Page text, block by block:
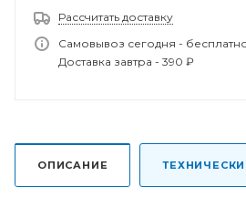
Рассчитать доставку
Самовывоз сегодня -
Доставка завтра - 390 ₽
ОПИСАНИЕ
Спасибо за заказ!
В ближайшее время наш